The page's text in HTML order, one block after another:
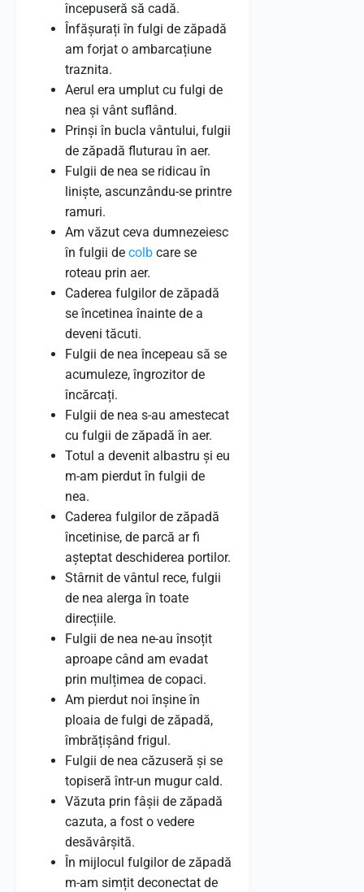
începuseră să cadă.
Înfășurați în fulgi de zăpadă
am forjat o ambarcațiune
traznita.
Aerul era umplut cu fulgi de
nea și vânt suflând.
Prinși în bucla vântului, fulgii
de zăpadă fluturau în aer.
Fulgii de nea se ridicau în
liniște, ascunzându-se printre
ramuri.
Am văzut ceva dumnezeiesc
în fulgii de colb care se
roteau prin aer.
Caderea fulgilor de zăpadă
se încetinea înainte de a
deveni tăcuti.
Fulgii de nea începeau să se
acumuleze, îngrozitor de
încărcați.
Fulgii de nea s-au amestecat
cu fulgii de zăpadă în aer.
Totul a devenit albastru și eu
m-am pierdut în fulgii de
nea.
Caderea fulgilor de zăpadă
încetinise, de parcă ar fi
așteptat deschiderea portilor.
Stârnit de vântul rece, fulgii
de nea alerga în toate
direcțiile.
Fulgii de nea ne-au însoțit
aproape când am evadat
prin mulțimea de copaci.
Am pierdut noi înșine în
ploaia de fulgi de zăpadă,
îmbrățișând frigul.
Fulgii de nea căzuseră și se
topiseră într-un mugur cald.
Văzuta prin fâșii de zăpadă
cazuta, a fost o vedere
desăvârșită.
În mijlocul fulgilor de zăpadă
m-am simțit deconectat de